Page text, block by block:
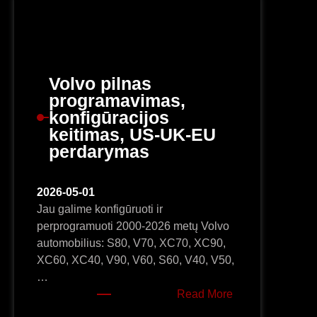
Volvo pilnas
programavimas,
konfigūracijos
keitimas, US-UK-EU
perdarymas
2026-05-01
Jau galime konfigūruoti ir
perprogramuoti 2000-2026 metų Volvo
automobilius: S80, V70, XC70, XC90,
XC60, XC40, V90, V60, S60, V40, V50,
…
Read More: